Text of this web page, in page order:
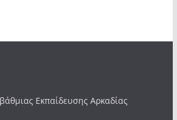
Εκπαίδευσης Αρκαδίας